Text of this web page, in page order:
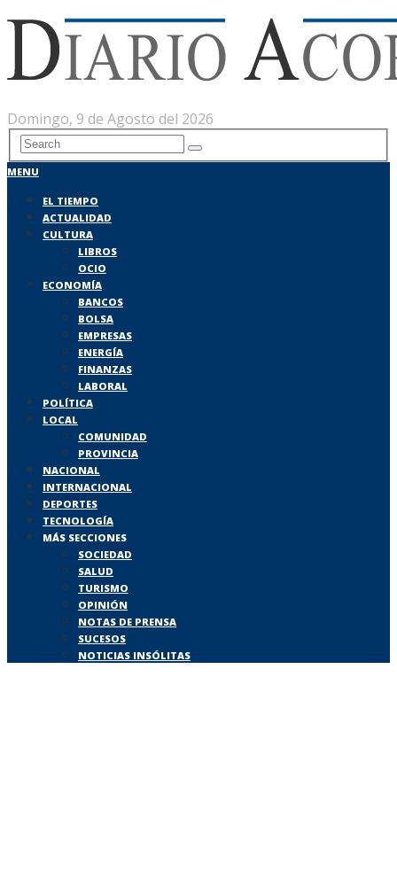
Domingo, 9 de Agosto del 2026
MENU
EL TIEMPO
ACTUALIDAD
CULTURA
LIBROS
OCIO
ECONOMÍA
BANCOS
BOLSA
EMPRESAS
ENERGÍA
FINANZAS
LABORAL
POLÍTICA
LOCAL
COMUNIDAD
PROVINCIA
NACIONAL
INTERNACIONAL
DEPORTES
TECNOLOGÍA
MÁS SECCIONES
SOCIEDAD
SALUD
TURISMO
OPINIÓN
NOTAS DE PRENSA
SUCESOS
NOTICIAS INSÓLITAS